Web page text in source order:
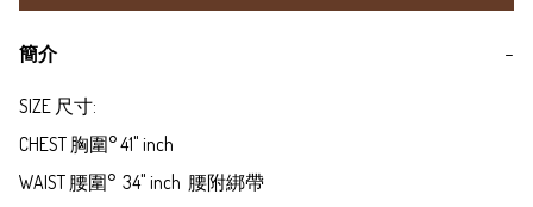
簡介 −
SIZE 尺寸:
CHEST 胸圍° 41" inch
WAIST 腰圍°  34" inch  腰附綁帶